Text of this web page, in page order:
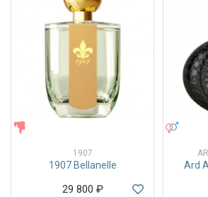
1907
1907 Bellanelle
29 800 ₽
Ard